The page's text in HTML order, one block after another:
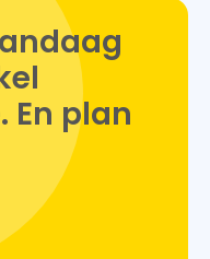
En plan